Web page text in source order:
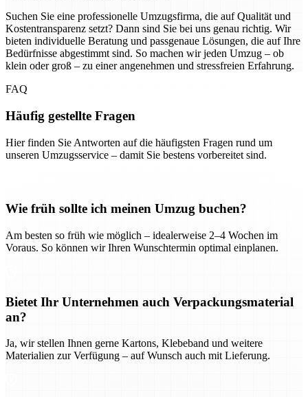
Suchen Sie eine professionelle Umzugsfirma, die auf Qualität und
Kostentransparenz setzt? Dann sind Sie bei uns genau richtig. Wir
bieten individuelle Beratung und passgenaue Lösungen, die auf Ihre
Bedürfnisse abgestimmt sind. So machen wir jeden Umzug – ob
klein oder groß – zu einer angenehmen und stressfreien Erfahrung.
FAQ
Häufig gestellte Fragen
Hier finden Sie Antworten auf die häufigsten Fragen rund um
unseren Umzugsservice – damit Sie bestens vorbereitet sind.
Wie früh sollte ich meinen Umzug buchen?
Am besten so früh wie möglich – idealerweise 2–4 Wochen im
Voraus. So können wir Ihren Wunschtermin optimal einplanen.
Bietet Ihr Unternehmen auch Verpackungsmaterial
an?
Ja, wir stellen Ihnen gerne Kartons, Klebeband und weitere
Materialien zur Verfügung – auf Wunsch auch mit Lieferung.